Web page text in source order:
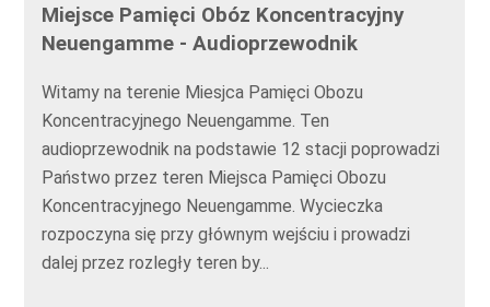
Miejsce Pamięci Obóz Koncentracyjny
Neuengamme - Audioprzewodnik
Witamy na terenie Miesjca Pamięci Obozu
Koncentracyjnego Neuengamme. Ten
audioprzewodnik na podstawie 12 stacji poprowadzi
Państwo przez teren Miejsca Pamięci Obozu
Koncentracyjnego Neuengamme. Wycieczka
rozpoczyna się przy głównym wejściu i prowadzi
dalej przez rozległy teren by...